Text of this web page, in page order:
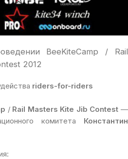
BeeKiteCamp / Rail
2012
riders-for-riders
/ Rail Masters Kite Jib Contest —
комитета Константин